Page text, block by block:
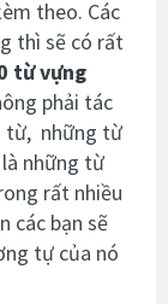
theo. Các
thì sẽ có rất
từ vựng
phải tác
từ, những từ
những từ
rất nhiều
các bạn sẽ
tự của nó